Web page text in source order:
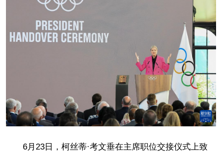
6月23日，柯丝蒂·考文垂在主席职位交接仪式上致